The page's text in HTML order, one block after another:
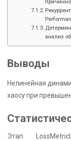
анализ
Выводы
Нелинейная
хаосу при
Этап LossMetric